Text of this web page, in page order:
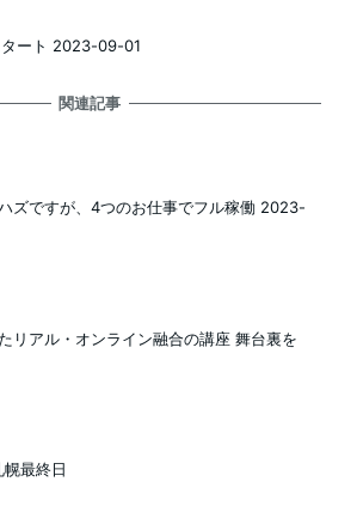
ート 2023-09-01
関連記事
ズですが、4つのお仕事でフル稼働 2023-
リアル・オンライン融合の講座 舞台裏を
最終日